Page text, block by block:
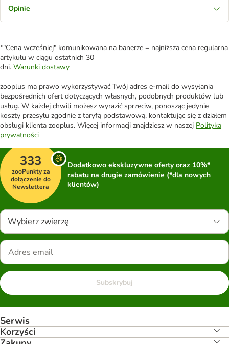
Opinie
*"Cena wcześniej" komunikowana na banerze = najniższa cena regularna
artykułu w ciągu ostatnich 30
dni. Warunki dostawy
zooplus ma prawo wykorzystywać Twój adres e-mail do wysyłania
bezpośrednich ofert dotyczących własnych, podobnych produktów lub
usług. W każdej chwili możesz wyrazić sprzeciw, ponosząc jedynie
koszty przesyłu zgodnie z taryfą podstawową, kontaktując się z działem
obsługi klienta zooplus. Więcej informacji znajdziesz w naszej Polityka
prywatności
333
zooPunkty za
dołączenie do
Newslettera
Dodatkowo ekskluzywne oferty oraz 10%*
rabatu na drugie zamówienie (*dla nowych
klientów)
Wybierz zwierzę
Subskrybuj
Serwis
Korzyści